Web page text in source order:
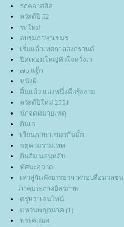
รถคลาสสิค
สวัสดีปี 52
รถใหม่
อบรมภาษาเขมร
เริ่มแล้วเทศกาลสงกรานต์
ปิดเทอมใหญ่หัวใจหวั่งเว
๗๐ แฐ๊ก
หนังผี
สิ้นแล้ว แสงหนึ่งคือรุ้งงาม
สวัสดีปีใหม่ 2551
นักจดหมายเหตุ
กินเจ
เรียนภาษาเขมรกันมั้
จตุคามรามเทพ
กินอิ่ม นอนหลับ
ทัศนะอุจาด
เล่าสู่กันฟังบรรยากาศรอบสื่อมวลชน
ภาคประกาศอิสรภาพ
ตรุษวาเลนไทน์
หวนพญานาค (1)
พระคเณศ